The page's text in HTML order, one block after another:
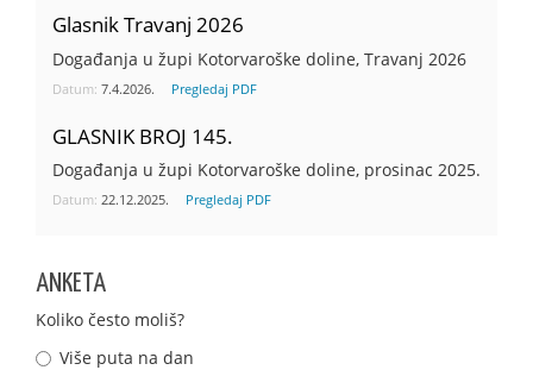
Glasnik Travanj 2026
Događanja u župi Kotorvaroške doline, Travanj 2026
Datum: 7.4.2026. Pregledaj PDF
GLASNIK BROJ 145.
Događanja u župi Kotorvaroške doline, prosinac 2025.
Datum: 22.12.2025. Pregledaj PDF
ANKETA
Koliko često moliš?
Više puta na dan